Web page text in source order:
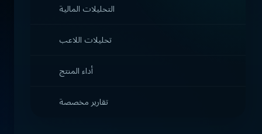
التحليلات المالية
تحليلات اللاعب
أداء المنتج
تقارير مخصصة